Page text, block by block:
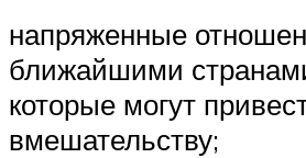
напряженные
ближайшими
которые могут
вмешательству;